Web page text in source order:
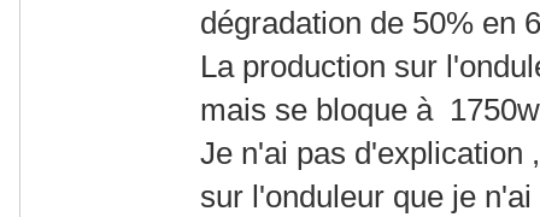
dégradation de 50% en
La production sur
mais se bloque à
Je n'ai pas d'explication
sur l'onduleur que je